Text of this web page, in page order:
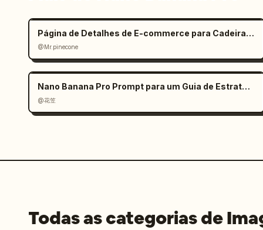
Página de Detalhes de E-commerce para Cadeira de Escritório Ergonômica (Mobile)
@Mr.pinecone
Nano Banana Pro Prompt para um Guia de Estratégia de Jogo
@花笠
Todas as categorias de